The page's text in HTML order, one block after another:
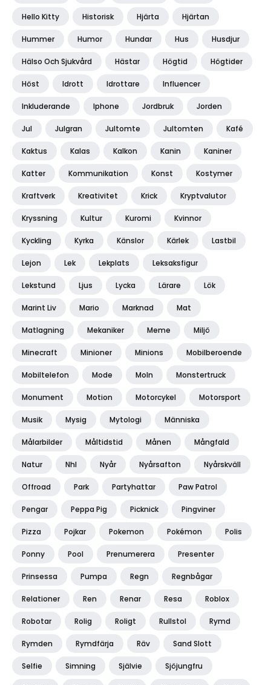
Hello Kitty Historisk Hjärta Hjärtan
Hummer Humor Hundar Hus Husdjur
Hälso Och Sjukvård Hästar Högtid Högtider
Höst Idrott Idrottare Influencer
Inkluderande Iphone Jordbruk Jorden
Jul Julgran Jultomte Jultomten Kafé
Kaktus Kalas Kalkon Kanin Kaniner
Katter Kommunikation Konst Kostymer
Kraftverk Kreativitet Krick Kryptvalutor
Kryssning Kultur Kuromi Kvinnor
Kyckling Kyrka Känslor Kärlek Lastbil
Lejon Lek Lekplats Leksaksfigur
Lekstund Ljus Lycka Lärare Lök
Marint Liv Mario Marknad Mat
Matlagning Mekaniker Meme Miljö
Minecraft Minioner Minions Mobilberoende
Mobiltelefon Mode Moln Monstertruck
Monument Motion Motorcykel Motorsport
Musik Mysig Mytologi Människa
Målarbilder Måltidstid Månen Mångfald
Natur Nhl Nyår Nyårsafton Nyårskväll
Offroad Park Partyhattar Paw Patrol
Pengar Peppa Pig Picknick Pingviner
Pizza Pojkar Pokemon Pokémon Polis
Ponny Pool Prenumerera Presenter
Prinsessa Pumpa Regn Regnbågar
Relationer Ren Renar Resa Roblox
Robotar Rolig Roligt Rullstol Rymd
Rymden Rymdfärja Räv Sand Slott
Selfie Simning Självie Sjöjungfru